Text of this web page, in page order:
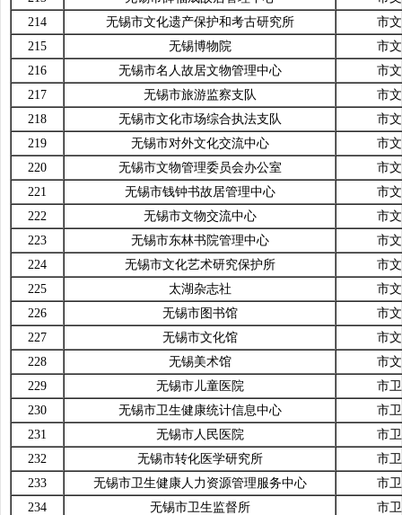
214
无锡市文化遗产保护和考古研究所
市
215
无锡博物院
市
216
无锡市名人故居文物管理中心
市
217
无锡市旅游监察支队
市
218
无锡市文化市场综合执法支队
市
219
无锡市对外文化交流中心
市
220
无锡市文物管理委员会办公室
市
221
无锡市钱钟书故居管理中心
市
222
无锡市文物交流中心
市
223
无锡市东林书院管理中心
市
224
无锡市文化艺术研究保护所
市
225
太湖杂志社
市
226
无锡市图书馆
市
227
无锡市文化馆
市
228
无锡美术馆
市
229
无锡市儿童医院
市
230
无锡市卫生健康统计信息中心
市
231
无锡市人民医院
市
232
无锡市转化医学研究所
市
233
无锡市卫生健康人力资源管理服务中心
市
234
无锡市卫生监督所 市